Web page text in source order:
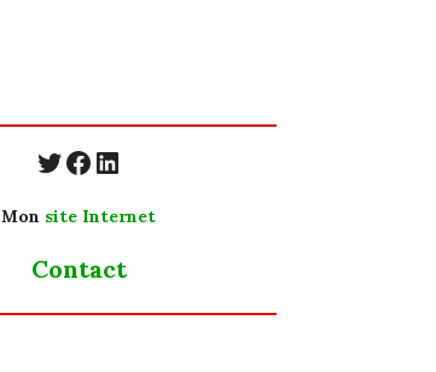
https://twitter.com/
https://
https://www.linkedin.com/in/cecyle-jung-cyjung/
Mon site Internet
Contact